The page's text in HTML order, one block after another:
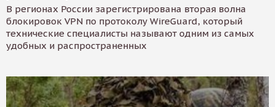
В регионах России зарегистрирована вторая волна
блокировок VPN по протоколу WireGuard, который
технические специалисты называют одним из самых
удобных и распространенных